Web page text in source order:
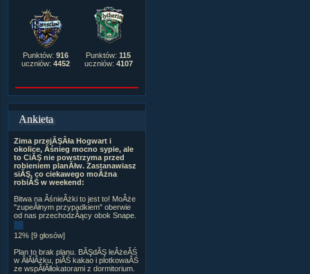
Punktów: 916
uczniów: 4452
Punktów: 115
uczniów: 4107
Ankieta
Zima przejĂŞÂła Hogwart i
okolice, Âśnieg mocno sypie, ale
to CiĂŞ nie powstrzyma przed
robieniem planĂłw. Zastanawiasz
siĂŞ, co ciekawego moÂżna
robiĂŚ w weekend:
Bitwa na ÂśnieÂżki to jest to! MoÂże
"zupeÂłnym przypadkiem" oberwie
od nas przechodzÂący obok Snape.
12% [9 głosów]
Plan to brak planu. BĂŞdĂŞ leÂżeĂŚ
w ÂłĂłÂżku, piĂŚ kakao i plotkowaĂŚ
ze wspĂłÂłlokatorami z dormitorium.